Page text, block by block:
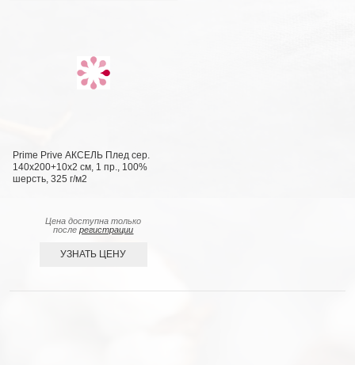
Prime Prive АКСЕЛЬ Плед сер.
140х200+10х2 см, 1 пр., 100%
шерсть, 325 г/м2
Цена доступна только
послерегистрации
УЗНАТЬ ЦЕНУ